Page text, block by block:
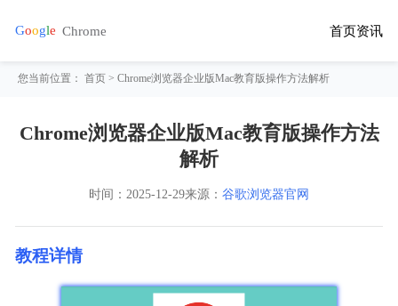
首页资讯
您当前位置：首页 > Chrome浏览器企业版Mac教育版操作方法解析
Chrome浏览器企业版Mac教育版操作方法
解析
时间： 2025-12-29来源： 谷歌浏览器官网
教程详情